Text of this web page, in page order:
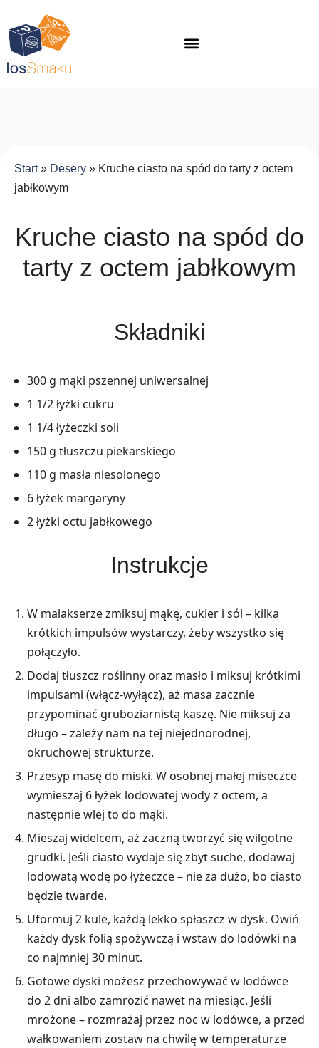
Start» Desery » Kruche ciasto na spód do tarty z octem
jabłkowym
Kruche ciasto na spód do
tarty z octem jabłkowym
Składniki
300 g mąki pszennej uniwersalnej
1 1/2 łyżki cukru
1 1/4 łyżeczki soli
150 g tłuszczu piekarskiego
110 g masła niesolonego
6 łyżek margaryny
2 łyżki octu jabłkowego
Instrukcje
W malakserze zmiksuj mąkę, cukier i sól – kilka
krótkich impulsów wystarczy, żeby wszystko się
połączyło.
Dodaj tłuszcz roślinny oraz masło i miksuj krótkimi
impulsami (włącz-wyłącz), aż masa zacznie
przypominać gruboziarnistą kaszę. Nie miksuj za
długo – zależy nam na tej niejednorodnej,
okruchowej strukturze.
Przesyp masę do miski. W osobnej małej miseczce
wymieszaj 6 łyżek lodowatej wody z octem, a
następnie wlej to do mąki.
Mieszaj widelcem, aż zaczną tworzyć się wilgotne
grudki. Jeśli ciasto wydaje się zbyt suche, dodawaj
lodowatą wodę po łyżeczce – nie za dużo, bo ciasto
będzie twarde.
Uformuj 2 kule, każdą lekko spłaszcz w dysk. Owiń
każdy dysk folią spożywczą i wstaw do lodówki na
co najmniej 30 minut.
Gotowe dyski możesz przechowywać w lodówce
do 2 dni albo zamrozić nawet na miesiąc. Jeśli
mrożone – rozmrażaj przez noc w lodówce, a przed
wałkowaniem zostaw na chwilę w temperaturze